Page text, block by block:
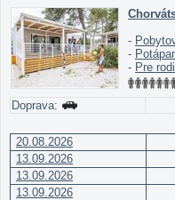
-
-
- Pre
Doprava:
20.08.2026
13.09.2026
13.09.2026
13.09.2026